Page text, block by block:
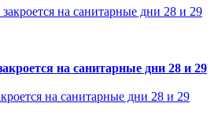
на санитарные дни 28 и 29
на санитарные дни 28 и 29